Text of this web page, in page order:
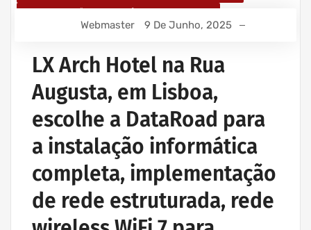
PROJETOS CABLAGEM E REDES INFORMÁTICA
REDE ESTRUTURADA INFORMÁTICA
Webmaster 9 De Junho, 2025
LX Arch Hotel na Rua
Augusta, em Lisboa,
escolhe a DataRoad para
a instalação informática
completa, implementação
de rede estruturada, rede